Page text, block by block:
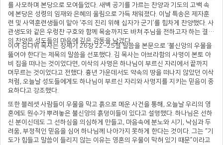
를 사모하며 본당으로 모여들었다. 새벽 공기를 가르는 찬양과 기도의 고백 속
에 본당은 성령의 임재와 은혜의 울림으로 가득 채워졌다. 이날 특송은 제자훈
련 및 사역훈련생들이 맡아 ‘주의 진리 위해 십자가 군기’를 힘차게 찬양했다. 사
관생도와 같은 우렁찬 구호와 함께 목숨까지도 바쳐 주님을 전하고자 하는 결단
의 찬양은 성도들의 마음에 깊은 감동을 남겼다.
이어 김다위 목사는 창세기 26장 22~25절 말씀을 본문으로 ‘불신앙의 우물을
뚫어야 한다’는 제목의 말씀을 선포했다. 김 목사는 아브라함의 사명이 본토 아
비 집을 떠나는 것이었다면, 이삭의 사명은 하나님이 부르신 자리에서 끝까지
머무르는 것이었다고 전했다. 흉년 가운데서도 약속의 땅을 떠나지 않았던 이삭
처럼, 오늘날 성도들에게도 하나님이 부르신 자리와 사명지를 지키는 믿음이 중
요하다고 강조했다.
또한 블레셋 사람들이 우물을 막고 흙으로 메운 사건을 통해, 오늘날 우리의 영
혼에도 원수가 뿌려놓은 불신앙의 흙덩이들이 있다고 설명했다. 하나님은 선하
신 분이신데도 그 선하심을 의심하게 만들고, 마음속에 분노와 시기, 낙심과 두
려움, 부정적인 믿음을 심어 하나님께 나아가지 못하게 한다는 것이다. 그는 “기
도가 힘들고 말씀이 들리지 않는 이유는 영혼의 우물이 막혀 있기 때문”이라고